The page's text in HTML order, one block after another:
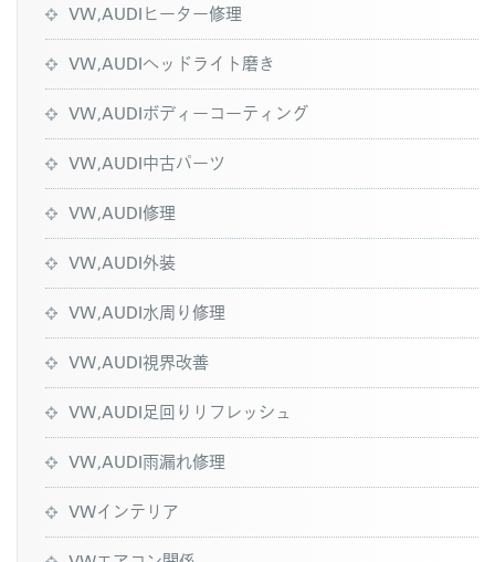
VW,AUDIヒーター修理
VW,AUDIヘッドライト磨き
VW,AUDIボディーコーティング
VW,AUDI中古パーツ
VW,AUDI修理
VW,AUDI外装
VW,AUDI水周り修理
VW,AUDI視界改善
VW,AUDI足回りリフレッシュ
VW,AUDI雨漏れ修理
VWインテリア